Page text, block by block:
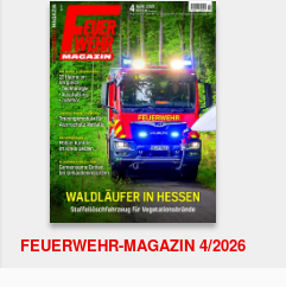
FEUERWEHR-MAGAZIN 4/2026